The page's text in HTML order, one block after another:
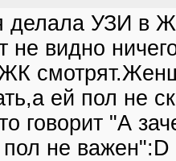
делала УЗИ в
не видно
ей пол не
говорит "А
пол не важен":D